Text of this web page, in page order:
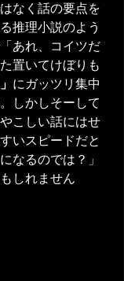
なく話の要点を
推理小説のよう
あれ、コイツだ
置いてけぼりも
にガッツリ集中
しかしそーして
こしい話にはせ
いスピードだと
なるのでは？」
しれません